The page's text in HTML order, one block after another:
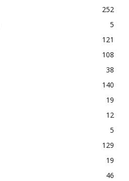
252
5
121
108
38
140
19
12
5
129
19
46